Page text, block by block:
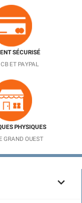
SÉCURISÉ
ET PAYPAL
PHYSIQUES
GRAND OUEST
